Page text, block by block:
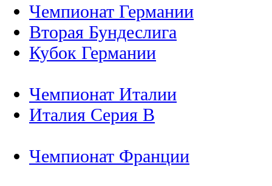
Чемпионат Германии
Вторая Бундеслига
Кубок Германии
Чемпионат Италии
Италия Серия B
Чемпионат Франции